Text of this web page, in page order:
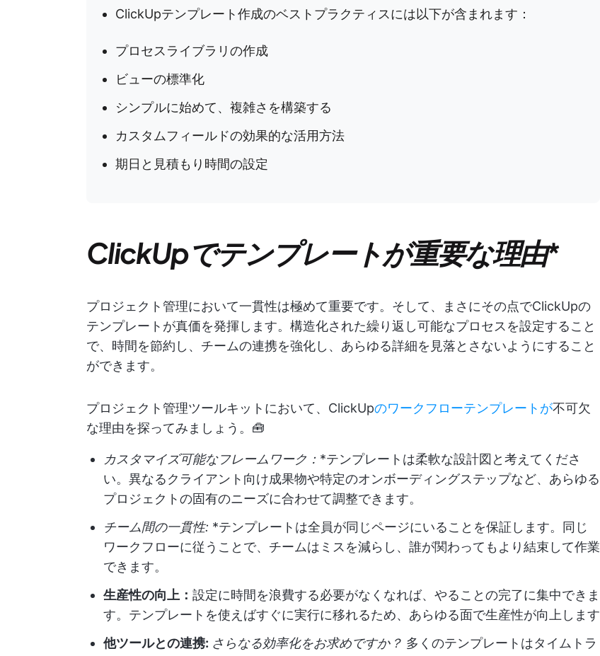
ClickUpテンプレート作成のベストプラクティスには以下が含まれます：
プロセスライブラリの作成
ビューの標準化
シンプルに始めて、複雑さを構築する
カスタムフィールドの効果的な活用方法
期日と見積もり時間の設定
ClickUpでテンプレートが重要な理由*
プロジェクト管理において一貫性は極めて重要です。そして、まさにその点でClickUpの
テンプレートが真価を発揮します。構造化された繰り返し可能なプロセスを設定すること
で、時間を節約し、チームの連携を強化し、あらゆる詳細を見落とさないようにすること
ができます。
プロジェクト管理ツールキットにおいて、ClickUpのワークフローテンプレートが不可欠
な理由を探ってみましょう。🧰
カスタマイズ可能なフレームワーク： *テンプレートは柔軟な設計図と考えてくださ
い。異なるクライアント向け成果物や特定のオンボーディングステップなど、あらゆる
プロジェクトの固有のニーズに合わせて調整できます。
チーム間の一貫性: *テンプレートは全員が同じページにいることを保証します。同じ
ワークフローに従うことで、チームはミスを減らし、誰が関わってもより結束して作業
できます。
生産性の向上： 設定に時間を浪費する必要がなくなれば、やることの完了に集中できま
す。テンプレートを使えばすぐに実行に移れるため、あらゆる面で生産性が向上します
他ツールとの連携: さらなる効率化をお求めですか？ 多くのテンプレートはタイムトラ